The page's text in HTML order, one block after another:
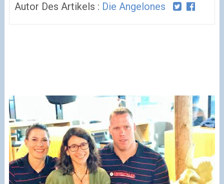
Autor Des Artikels : Die Angelones